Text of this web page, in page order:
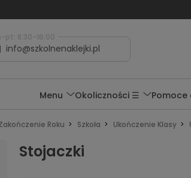
pt: 8:30-16:00
info@szkolnenaklejki.pl
Menu Okoliczności ☰ Pomoce
Roku Szkoła Ukończenie Klasy
Stojaczki